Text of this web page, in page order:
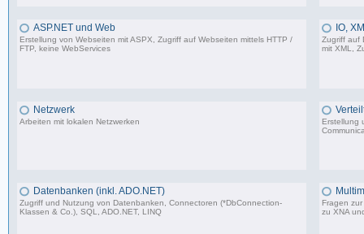
ASP.NET und Web
Erstellung von Webseiten mit ASPX, Zugriff auf Webseiten mittels HTTP /
FTP, keine WebServices
IO,
Zugriff auf
mit XML,
Netzwerk
Arbeiten mit lokalen Netzwerken
Erstellung
Datenbanken (inkl. ADO.NET)
Zugriff und Nutzung von Datenbanken, Connectoren (*DbConnection-
Klassen & Co.), SQL, ADO.NET, LINQ
Fragen
zu XNA